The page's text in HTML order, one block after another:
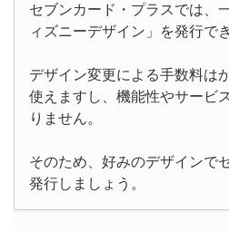
セブンカード・プラスでは、
ィズニーデザイン」を発行で
デザイン変更による手数料は
使えますし、機能性やサービ
りません。
そのため、好みのデザインで
発行しましょう。